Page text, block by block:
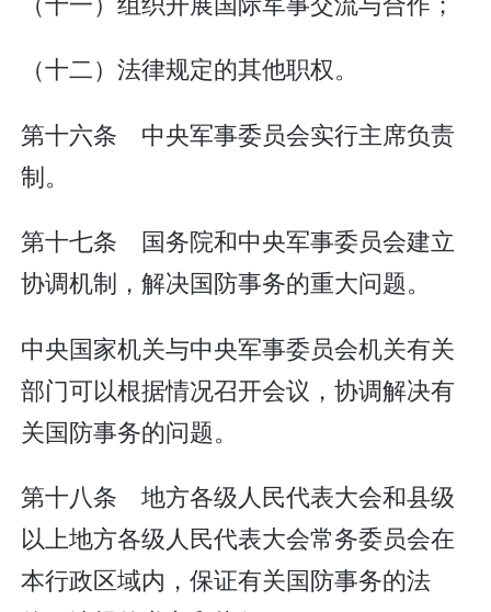
（十二）法律规定的其他职权。
第十六条 中央军事委员会实行主席负责
制。
第十七条 国务院和中央军事委员会建立
协调机制，解决国防事务的重大问题。
中央国家机关与中央军事委员会机关有关
部门可以根据情况召开会议，协调解决有
关国防事务的问题。
第十八条 地方各级人民代表大会和县级
以上地方各级人民代表大会常务委员会在
本行政区域内，保证有关国防事务的法